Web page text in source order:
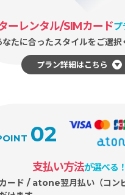
ーレンタル/SIMカードプ
なたに合ったスタイルをご選択
プラン詳細はこちら
02
支払い方法が選べる！
ード / atone翌月払い（コン